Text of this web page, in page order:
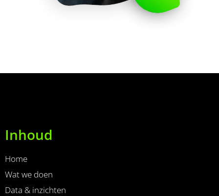
Inhoud
Home
Wat we doen
Data & inzichten